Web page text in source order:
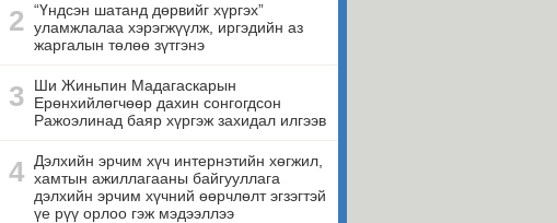
2 “Үндсэн шатанд дөрвийг хүргэх”
уламжлалаа хэрэгжүүлж, иргэдийн аз
жаргалын төлөө зүтгэнэ
3
Ши Жиньпин Мадагаскарын
Ерөнхийлөгчөөр дахин сонгогдсон
Ражоэлинад баяр хүргэж захидал илгээв
4
Дэлхийн эрчим хүч интернэтийн хөгжил,
хамтын ажиллагааны байгууллага
дэлхийн эрчим хүчний өөрчлөлт эгзэгтэй
үе рүү орлоо гэж мэдээллээ